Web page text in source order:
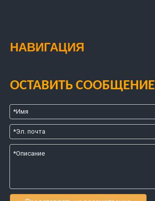
НАВИГАЦИЯ
ОСТАВИТЬ СООБЩЕНИЕ